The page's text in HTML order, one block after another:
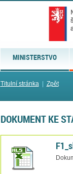
MINISTERSTVO
Titulní stránka| Zpět
DOKUMENT KE